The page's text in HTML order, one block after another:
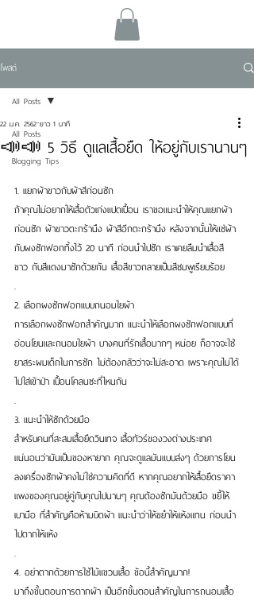
โพสต์
All Posts
Blogging Tips
All Posts
📣📣 5 วิธี ดูแลเสื้อยืด ให้อยู่กับเรานานๆ
22 ม.ค. 2562 ยาว 1 นาที
1. แยกผ้าขาวกับผ้าสีก่อนซัก
ถ้าคุณไม่อยากให้เสื้อตัวเก่งแปดเปื้อน เราขอแนะนำให้คุณแยกผ้า
ก่อนซัก ผ้าขาวตะกร้านึง ผ้าสีอีกตะกร้านึง หลังจากนั้นให้แช่ผ้า
กับผงซักฟอกทิ้งไว้ 20 นาที ก่อนนำไปซัก เราเคยลืมนำเสื้อสี
ขาว กับสีแดงมาซักด้วยกัน เสื้อสีขาวกลายเป็นสีชมพูเรียบร้อย
.
2. เลือกผงซักฟอกแบบถนอมใยผ้า
การเลือกผงซักฟอกสำคัญมาก แนะนำให้เลือกผงซักฟอกแบบที่
อ่อนโยนและถนอมใยผ้า บางคนที่รักเสื้อมากๆ หน่อย ก็อาจจะใช้
ยาสระผมเด็กในการซัก ไม่ต้องกลัวว่าจะไม่สะอาด เพราะคุณไม่ได้
ไปใส่เข้าป่า เปื้อนโคลนซะที่ไหนกัน
.
3. แนะนำให้ซักด้วยมือ
สำหรับคนที่สะสมเสื้อยืดวินเทจ เสื้อทัวร์ของวงต่างประเทศ
แน่นอนว่ามันเป็นของหายาก คุณจะดูแลมันแบบส่งๆ ด้วยการโยน
ลงเครื่องซักผ้าคงไม่ใช่ความคิดที่ดี หากคุณอยากให้เสื้อยืดราคา
แพงของคุณอยู่คู่กับคุณไปนานๆ คุณต้องซักมันด้วยมือ ขยี้ให้
เบามือ ที่สำคัญคือห้ามบิดผ้า แนะนำว่าให้ขยำให้แห้งแทน ก่อนนำ
ไปตากให้แห้ง
.
4. อย่าตากด้วยการใช้ไม้แขวนเสื้อ ข้อนี้สำคัญมาก!
มาถึงขั้นตอนการตากผ้า เป็นอีกขั้นตอนสำคัญในการถนอมเสื้อ